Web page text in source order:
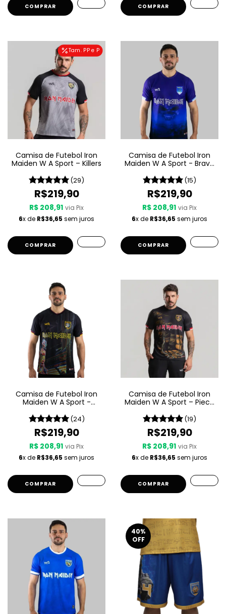
COMPRAR COMPRAR
Tam. PP e P
Camisa de Futebol Iron
Maiden W A Sport – Killers
(29)
R$219,90
R$ 208,91 via Pix
6x de R$36,65 sem juros
COMPRAR
Camisa de Futebol Iron
Maiden W A Sport - Brave
(15)
R$219,90
R$ 208,91 via Pix
6x de R$36,65 sem juros
COMPRAR
Camisa de Futebol Iron
Maiden W A Sport -
(24)
R$219,90
R$ 208,91 via Pix
6x de R$36,65 sem juros
COMPRAR
Camisa de Futebol Iron
Maiden W A Sport – Piece
(19)
R$219,90
R$ 208,91 via Pix
6x de R$36,65 sem juros
COMPRAR
40%
OFF